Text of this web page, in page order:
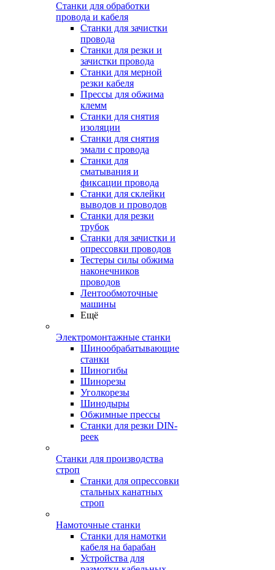
Станки для обработки
провода и кабеля
Станки для зачистки
провода
Станки для резки и
зачистки провода
Станки для мерной
резки кабеля
Прессы для обжима
клемм
Станки для снятия
изоляции
Станки для снятия
эмали с провода
Станки для
сматывания и
фиксации провода
Станки для склейки
выводов и проводов
Станки для резки
трубок
Станки для зачистки и
опрессовки проводов
Тестеры силы обжима
наконечников
проводов
Лентообмоточные
машины
Ещё
Электромонтажные станки
Шинообрабатывающие
станки
Шиногибы
Шинорезы
Уголкорезы
Шинодыры
Обжимные прессы
Станки для резки DIN-
реек
Станки для производства
строп
Станки для опрессовки
стальных канатных
строп
Намоточные станки
Станки для намотки
кабеля на барабан
Устройства для